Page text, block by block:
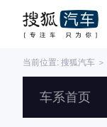
当前位置: 搜狐汽车 ＞
车系首页